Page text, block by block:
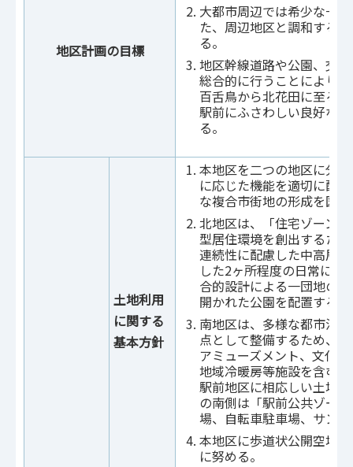
地区計画の目標
大都市周辺では希少な一
た、周辺地区と調和する
る。
地区幹線道路や公園、交
総合的に行うことにより
百舌鳥から北花田に至る
駅前にふさわしい良好な
る。
土地利用
に関する
基本方針
本地区を二つの地区に分
に応じた機能を適切に配
な複合市街地の形成を図
北地区は、「住宅ゾーン
型居住環境を創出するた
連続性に配慮した中高層
した2ヶ所程度の日常に必
合的設計による一団地の
開かれた公園を配置する。
南地区は、多様な都市活
点として整備するため、
アミューズメント、文化
地域冷暖房等施設を含む
駅前地区に相応しい土地
の南側は「駅前公共ゾー
場、自転車駐車場、サン
本地区に歩道状公開空地
に努める。